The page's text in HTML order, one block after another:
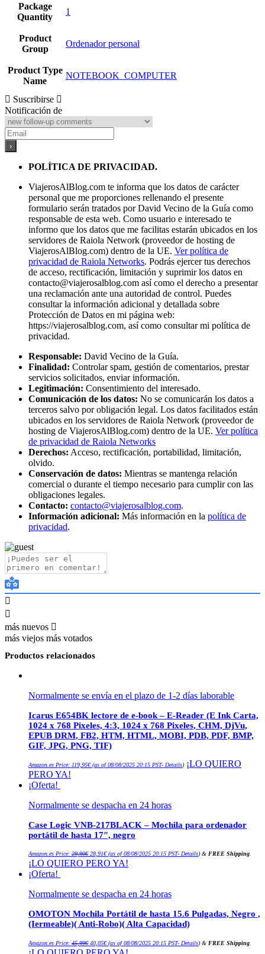
Package
Quantity
1
Product
Group
Ordenador personal
Product Type
Name
NOTEBOOK_COMPUTER
Suscribirse
Notificación de
POLÍTICA DE PRIVACIDAD.
ViajerosAlBlog.com te informa que los datos de carácter
personal que me proporciones rellenando el presente
formulario serán tratados por David Vecino de la Guía como
responsable de esta web. Como usuario e interesado te
informo que los datos que me facilitas estarán ubicados en los
servidores de Raiola Network (proveedor de hosting de
ViajerosAlBlog.com) dentro de la UE. Ver política de
privacidad de Raiola Networks. Podrás ejercer tus derechos
de acceso, rectificación, limitación y suprimir los datos en
contacto@viajerosalblog.com así como el derecho a presentar
una reclamación ante una autoridad de control. Puedes
consultar la información adicional y detallada sobre
Protección de Datos en mi página web:
https://viajerosalblog.com, así como consultar mi política de
privacidad.
Responsable: David Vecino de la Guía.
Finalidad: Controlar spam, gestión de comentarios, prestar
servicios solicitados, enviar información.
Legitimación: Consentimiento del interesado.
Comunicación de los datos: No se comunicarán los datos a
terceros salvo por obligación legal. Los datos facilitados están
ubicados en los servidores de Raiola Network (proveedor de
hosting de ViajerosAlBlog.com) dentro de la UE. Ver política
de privacidad de Raiola Networks
Derechos: Acceso, rectificación, portabilidad, limitación,
olvido.
Conservación de datos: Mientras se mantenga relación
comercial o durante el tiempo necesario para cumplir con las
obligaciones legales.
Contacto: contacto@viajerosalblog.com.
Información adicional: Más información en la política de
privacidad.
más nuevos
más viejos más votados
Productos relacionados
Normalmente se envía en el plazo de 1-2 días laborable
Icarus E654BK lectore de e-book – E-Reader (E Ink Carta,
1024 x 768 Pixeles, 4:3, 1024 x 768 Pixeles, CHM, DjVu,
EPUB DRM, FB2, HTM, HTML, MOBI, PDB, PDF, BMP,
GIF, JPG, PNG, TIF)
Amazon.es Price: 119,95€(as of 08/08/2025 20:15 PST- Details) ¡LO QUIERO
PERO YA!
¡Oferta!
Normalmente se despacha en 24 horas
Case Logic VNB-217BLACK – Mochila para ordenador
portátil de hasta 17″, negro
Amazon.es Price: 29,90€precio
original
era:
28,91€precio
actual
es:
(as of 08/08/2025 20:15 PST- Details) & FREE Shipping
¡LO QUIERO PERO YA!
¡Oferta!
Normalmente se despacha en 24 horas
OMOTON Mochila Portátil de hasta 15.6 Pulgadas, Negro ,
(Iermeable)( Anti-Robo)( Alta Capacidad)
Amazon.es Price: 45,99€precio
original
40,05€precio
actual
(as of 08/08/2025 20:15 PST- Details) & FREE Shipping